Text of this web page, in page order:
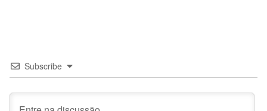
Subscribe